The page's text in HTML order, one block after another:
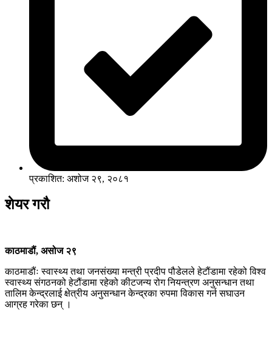
प्रकाशित: अशोज २९, २०८१
शेयर गरौ
काठमाडौं, असोज २९
काठमाडौंः स्वास्थ्य तथा जनसंख्या मन्त्री प्रदीप पौडेलले हेटौंडामा रहेको विश्व
स्वास्थ्य संगठनको हेटौंडामा रहेको कीटजन्य रोग नियन्त्रण अनुसन्धान तथा
तालिम केन्द्रलाई क्षेत्रीय अनुसन्धान केन्द्रका रुपमा विकास गर्न सघाउन
आग्रह गरेका छन् ।